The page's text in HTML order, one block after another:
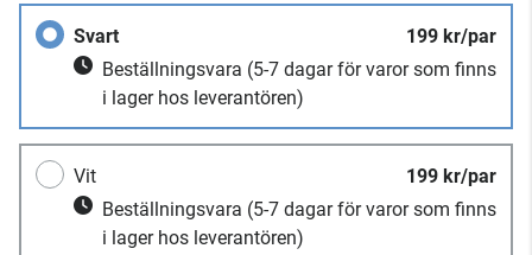
Svart
199 kr/par
Beställningsvara (5-7 dagar för varor som finns
i lager hos leverantören)
Vit
199 kr/par
Beställningsvara (5-7 dagar för varor som finns
i lager hos leverantören)